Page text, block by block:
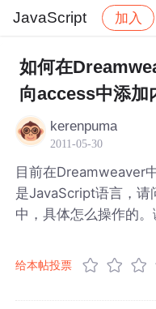
JavaScript 加入
社区 JavaScript
如何在
向access中添加
kerenpuma
2011-05-30
目前在Dreamweaver
是JavaScript语言，请
中，具体怎么操作的
给本帖投票